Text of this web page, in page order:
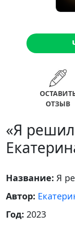
ОТЗЫВ
«Я
Название: Я
Автор:
Год: 2023